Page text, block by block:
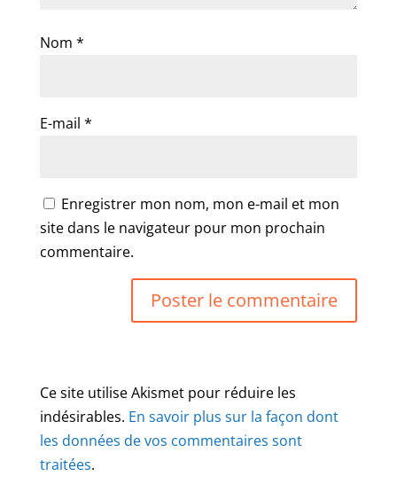
Nom *
E-mail *
Enregistrer mon nom, mon e-mail et mon
site dans le navigateur pour mon prochain
commentaire.
Ce site utilise Akismet pour réduire les
indésirables. En savoir plus sur la façon dont
les données de vos commentaires sont
traitées.